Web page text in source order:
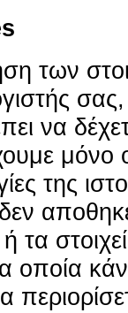
των
να
μόνο
της
τα
οποία